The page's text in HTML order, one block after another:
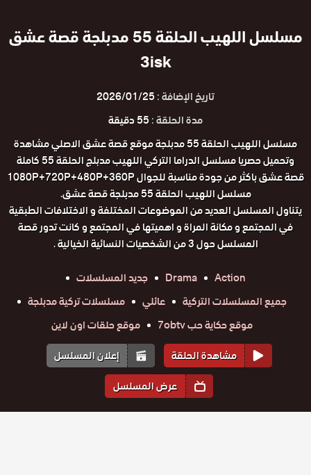
مسلسل اللهيب الحلقة 55 مدبلجة قصة عشق
3isk
تاريخ الإضافة :2026/01/25
مدة الحلقة :55 دقيقة
مسلسل اللهيب الحلقة 55 مدبلجة موقع قصة عشق الاصلي مشاهدة
وتحميل حصريا مسلسل الدراما التركي اللهيب مدبلج الحلقة 55 كاملة
قصة عشق باكثر من جودة مناسبة للجوال 1080P+720P+480P+360P
مسلسل اللهيب الحلقة 55 مدبلجة قصة عشق.
يتناول المسلسل العديد من الموضوعات المختلفة و الاختلافات الطبقية
في المجتمع و مكانة المراة و اهميتها في المجتمع و كانت تدور قصة
المسلسل حول 3 من الشخصيات النسائية الخيالية .
Action
Drama
جديد المسلسلات
جميع المسلسلات التركية
عائلي
مسلسلات تركية مدبلجة
موقع حكاية حب 7obtv
موقع حلقات اون لاين
مشاهدة الحلقة
إعلان المسلسل
عرض المسلسل